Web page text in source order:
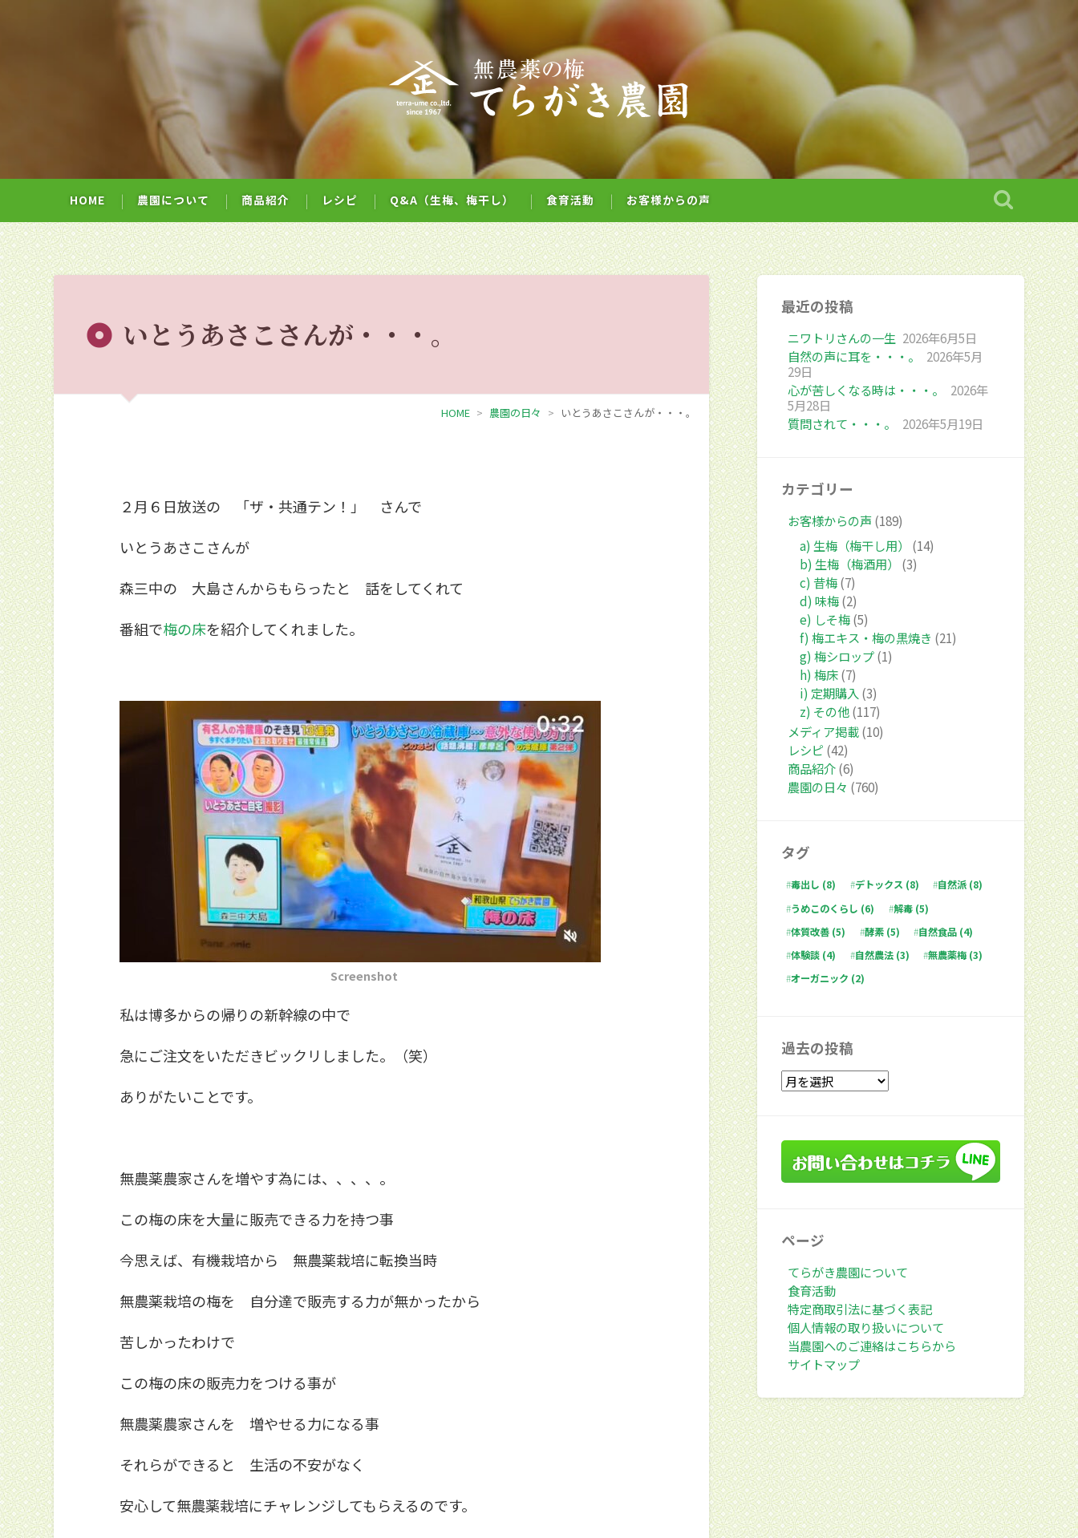
HOME 農園について 商品紹介 レシピ Q&A（生梅、梅干し） 食育活動 お客様からの声
いとうあさこさんが・・・。
HOME 農園の日々 いとうあさこさんが・・・。
２月６日放送の 「ザ・共通テン！」 さんで
いとうあさこさんが
森三中の 大島さんからもらったと 話をしてくれて
番組で梅の床を紹介してくれました。
Screenshot
私は博多からの帰りの新幹線の中で
急にご注文をいただきビックリしました。（笑）
ありがたいことです。
無農薬農家さんを増やす為には、、、、。
この梅の床を大量に販売できる力を持つ事
今思えば、有機栽培から 無農薬栽培に転換当時
無農薬栽培の梅を 自分達で販売する力が無かったから
苦しかったわけで
この梅の床の販売力をつける事が
無農薬農家さんを 増やせる力になる事
それらができると 生活の不安がなく
安心して無農薬栽培にチャレンジしてもらえるのです。
最近の投稿
ニワトリさんの一生 2026年6月5日
自然の声に耳を・・・。
2026年5月
29日
心が苦しくなる時は・・・。
2026年
5月28日
質問されて・・・。
2026年5月19日
カテゴリー
お客様からの声(189)
a) 生梅（梅干し用）
(14)
b) 生梅（梅酒用）
(3)
c) 昔梅(7)
d) 味梅(2)
e) しそ梅(5)
f) 梅エキス・梅の黒焼き (21)
g) 梅シロップ(1)
h) 梅床(7)
i) 定期購入 (3)
z) その他(117)
メディア掲載(10)
レシピ (42)
商品紹介(6)
農園の日々 (760)
タグ
毒出し (8) デトックス (8) 自然派(8)
うめこのくらし (6) 解毒(5)
体質改善 (5) 酵素(5) 自然食品(4)
体験談 (4) 自然農法(3) 無農薬梅(3)
オーガニック (2)
過去の投稿
過
去
ページ
てらがき農園について
食育活動
特定商取引法に基づく表記
個人情報の取り扱いについて
当農園へのご連絡はこちらから
サイトマップ